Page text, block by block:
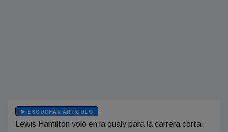
ESCUCHAR ARTÍCULO
Lewis Hamilton voló en la qualy para la carrera corta